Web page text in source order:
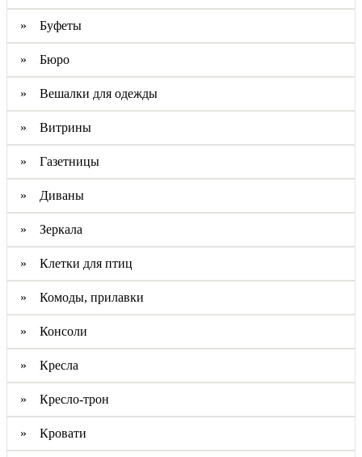
» Буфеты
» Бюро
» Вешалки для одежды
» Витрины
» Газетницы
» Диваны
» Зеркала
» Клетки для птиц
» Комоды, прилавки
» Консоли
» Кресла
» Кресло-трон
» Кровати